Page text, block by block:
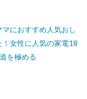
におすすめ人気おし
女性に人気の家電18
を極める